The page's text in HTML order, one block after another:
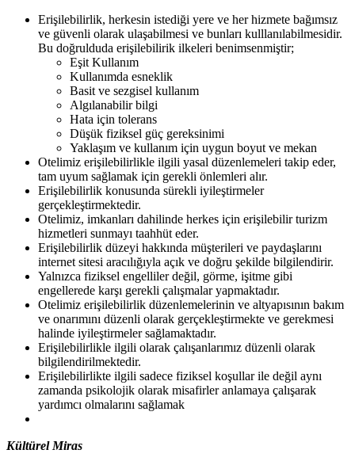
Erişilebilirlik, herkesin istediği yere ve her hizmete bağımsız
ve güvenli olarak ulaşabilmesi ve bunları kulllanılabilmesidir.
Bu doğrulduda erişilebilirik ilkeleri benimsenmiştir;
Eşit Kullanım
Kullanımda esneklik
Basit ve sezgisel kullanım
Algılanabilirbilgi
Hata için tolerans
Düşük fiziksel güç gereksinimi
Yaklaşım ve kullanım için uygun boyut ve mekan
Otelimiz erişilebilirlikle ilgili yasal düzenlemeleri takip eder,
tam uyum sağlamak için gerekli önlemleri alır.
Erişilebilirlik konusunda sürekli iyileştirmeler
gerçekleştirmektedir.
Otelimiz, imkanları dahilinde herkes için erişilebilir turizm
hizmetleri sunmayı taahhüt eder.
Erişilebilirlik düzeyi hakkında müşterileri ve paydaşlarını
internet sitesi aracılığıyla açık ve doğru şekilde bilgilendirir.
Yalnızca fiziksel engelliler değil, görme, işitme gibi
engellerede karşı gerekli çalışmalar yapmaktadır.
Otelimiz erişilebilirlik düzenlemelerinin ve altyapısının bakım
ve onarımını düzenli olarak gerçekleştirmekte ve gerekmesi
halinde iyileştirmelersağlamaktadır.
Erişilebilirlikle ilgili olarak çalışanlarımız düzenli olarak
bilgilendirilmektedir.
Erişilebilirlikte ilgili sadece fiziksel koşullar ile değil aynı
zamanda psikolojik olarak misafirler anlamaya çalışarak
yardımcı olmalarını sağlamak
Kültürel Miras